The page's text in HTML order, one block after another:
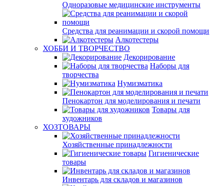
Одноразовые медицинские инструменты
Средства для реанимации и скорой помощи
Алкотестеры
ХОББИ И ТВОРЧЕСТВО
Декорирование
Наборы для
творчества
Нумизматика
Пенокартон для моделирования и печати
Товары для
художников
ХОЗТОВАРЫ
Хозяйственные принадлежности
Гигиенические
товары
Инвентарь для складов и магазинов